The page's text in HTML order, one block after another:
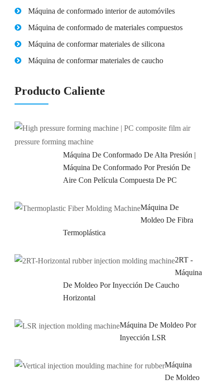
Máquina de conformado interior de automóviles
Máquina de conformado de materiales compuestos
Máquina de conformar materiales de silicona
Máquina de conformar materiales de caucho
Producto Caliente
Máquina De Conformado De Alta Presión |
Máquina De Conformado Por Presión De
Aire Con Película Compuesta De PC
Máquina De
Moldeo De Fibra
Termoplástica
2RT -
Máquina
De Moldeo Por Inyección De Caucho
Horizontal
Máquina De Moldeo Por
Inyección LSR
Máquina
De Moldeo